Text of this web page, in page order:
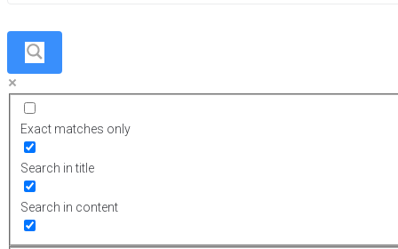
Exact matches only
Search in title
Search in content